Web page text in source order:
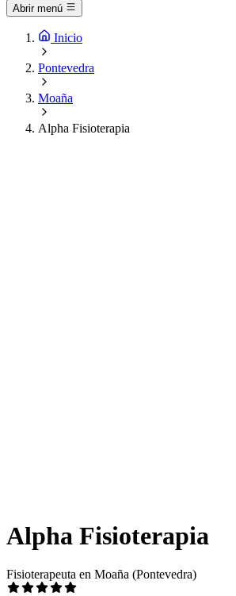
Abrir menú
Inicio
Pontevedra
Moaña
Alpha Fisioterapia
Alpha Fisioterapia
Fisioterapeuta en Moaña (Pontevedra)